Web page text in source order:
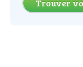
Trouver